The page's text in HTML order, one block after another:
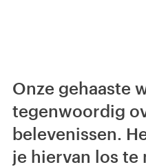
Onze gehaaste
tegenwoordig
belevenissen.
je hiervan los te